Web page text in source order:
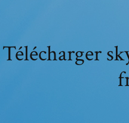
Télécharger